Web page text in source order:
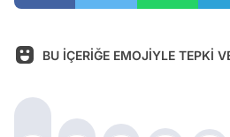
BU İÇERİĞE EMOJİYLE TEPKİ